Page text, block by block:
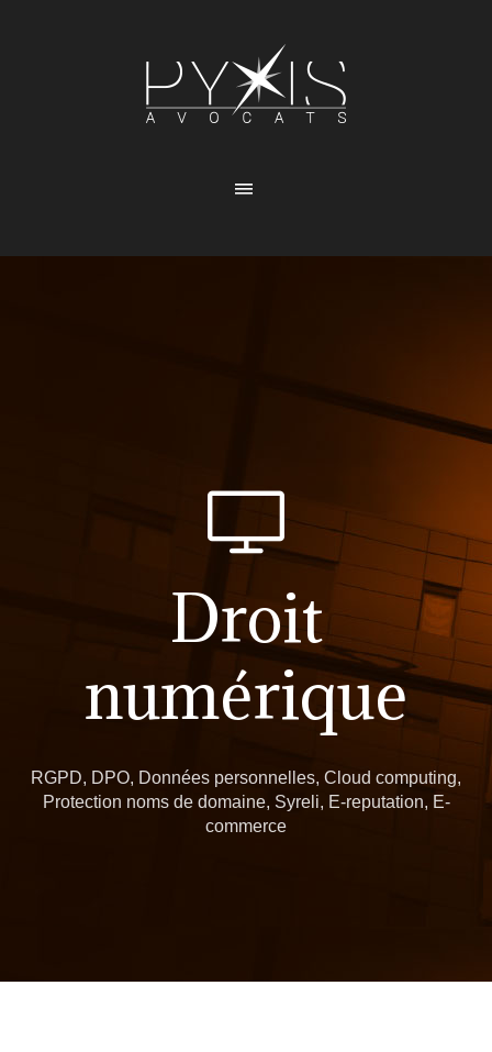
Droit
numérique
RGPD, DPO, Données personnelles, Cloud computing,
Protection noms de domaine, Syreli, E-reputation, E-
commerce